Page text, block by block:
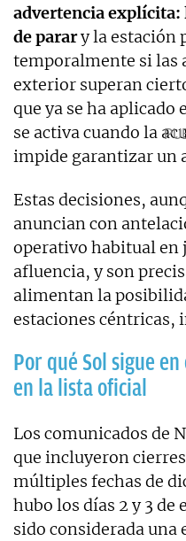
advertencia explícita:
de parary la estación
temporalmente si las
exterior superan
que ya se ha aplicado
se activa cuando la
impide garantizar un
Estas decisiones,
anuncian con
operativo habitual en
afluencia, y son
alimentan la
estaciones céntricas,
Por qué Sol sigue
en la lista oficial
Los comunicados de
que incluyeron
múltiples fechas de
hubo los días 2 y 3 de
sido considerada una